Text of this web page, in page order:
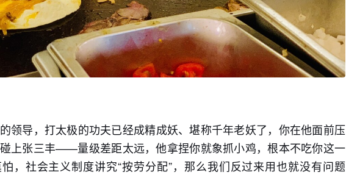
领导，打太极的功夫已经成精成妖、堪称千年老妖了，你在他面前压
上张三丰——量级差距太远，他拿捏你就象抓小鸡，根本不吃你这一
，社会主义制度讲究“按劳分配”，那么我们反过来用也就没有问题